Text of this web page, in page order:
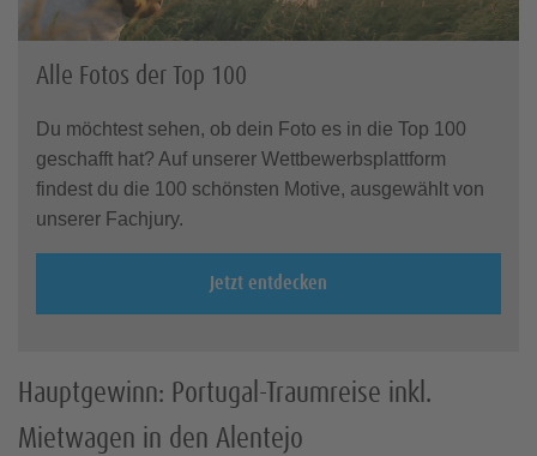
Alle Fotos der Top 100
Du möchtest sehen, ob dein Foto es in die Top 100
geschafft hat? Auf unserer Wettbewerbsplattform
findest du die 100 schönsten Motive, ausgewählt von
unserer Fachjury.
Jetzt entdecken
Hauptgewinn: Portugal-Traumreise inkl.
Mietwagen in den Alentejo